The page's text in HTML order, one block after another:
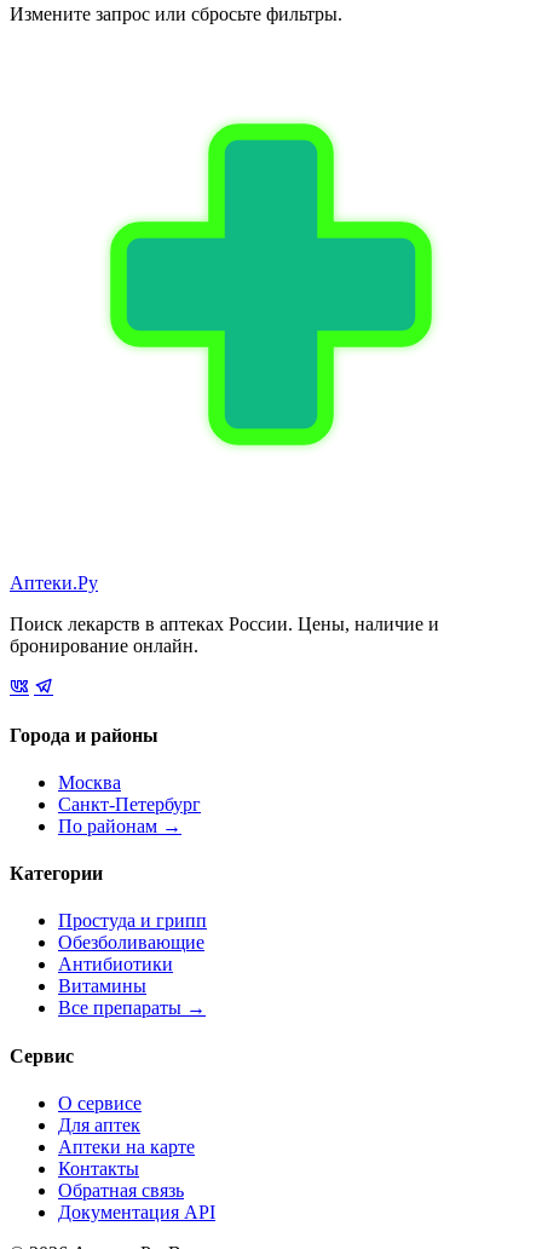
Измените запрос или сбросьте фильтры.
Аптеки.Ру
Поиск лекарств в аптеках России. Цены, наличие и
бронирование онлайн.
Города и районы
Москва
Санкт-Петербург
По районам →
Категории
Простуда и грипп
Обезболивающие
Антибиотики
Витамины
Все препараты →
Сервис
О сервисе
Для аптек
Аптеки на карте
Контакты
Обратная связь
Документация API